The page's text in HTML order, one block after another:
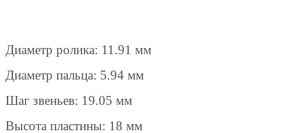
Диаметр ролика: 11.91 мм
Диаметр пальца: 5.94 мм
Шаг звеньев: 19.05 мм
Высота пластины: 18 мм